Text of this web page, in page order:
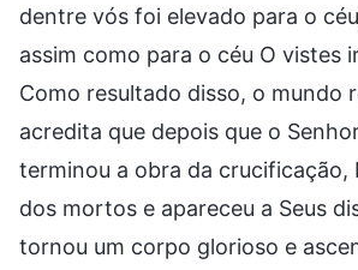
dentre vós foi elevado para o
assim como para o céu O vistes
Como resultado disso, o mundo
acredita que depois que o
terminou a obra da crucificação,
dos mortos e apareceu a Seus
tornou um corpo glorioso e